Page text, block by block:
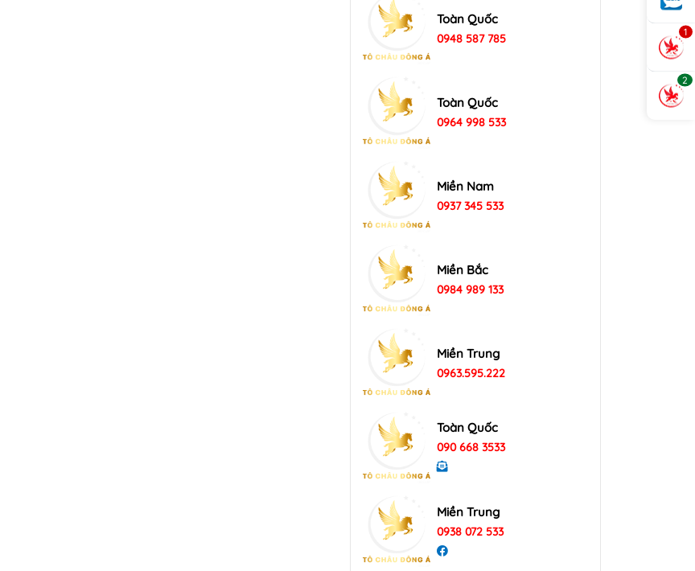
Toàn Quốc
0948 587 785
Toàn Quốc
0964 998 533
Miền Nam
0937 345 533
Miền Bắc
0984 989 133
Miền Trung
0963.595.222
Toàn Quốc
090 668 3533
Miền Trung
0938 072 533
1
2